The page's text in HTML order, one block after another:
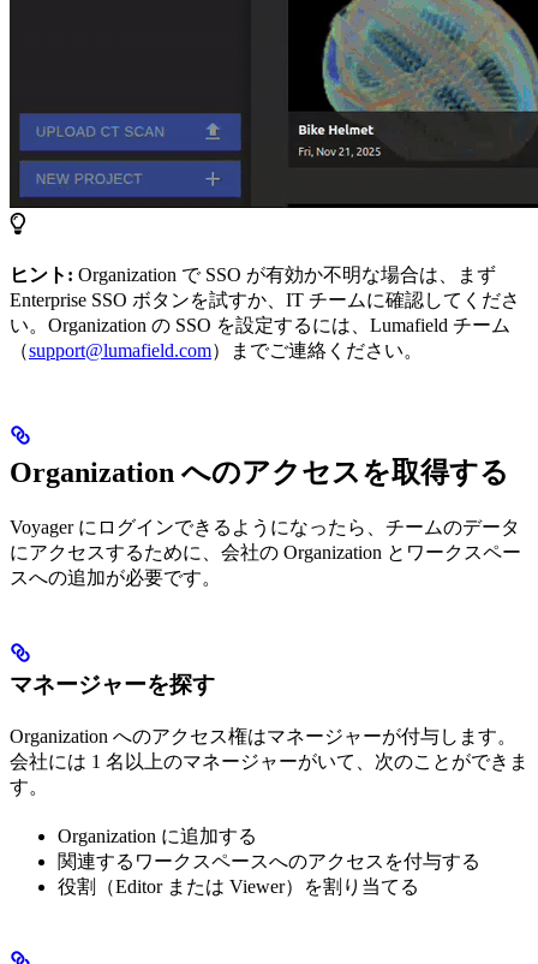
ヒント: Organization で SSO が有効か不明な場合は、まず
Enterprise SSO ボタンを試すか、IT チームに確認してくださ
い。Organization の SSO を設定するには、Lumafield チーム
（support@lumafield.com）までご連絡ください。
Organization へのアクセスを取得する
Voyager にログインできるようになったら、チームのデータ
にアクセスするために、会社の Organization とワークスペー
スへの追加が必要です。
マネージャーを探す
Organization へのアクセス権はマネージャーが付与します。
会社には 1 名以上のマネージャーがいて、次のことができま
す。
Organization に追加する
関連するワークスペースへのアクセスを付与する
役割（Editor または Viewer）を割り当てる